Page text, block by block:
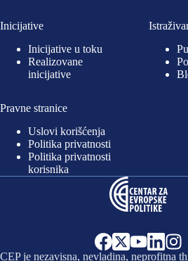
Inicijative
Inicijative u toku
Realizovane
inicijative
Pravne stranice
Uslovi korišćenja
Politika privatnosti
Politika privatnosti
korisnika
CEP je nezavisna, nevladina, neprofitna